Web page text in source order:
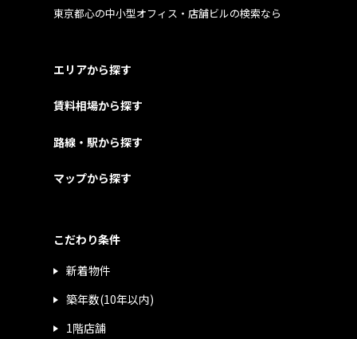
東京都心の中小型オフィス・店舗ビルの検索なら
エリアから探す
賃料相場から探す
路線・駅から探す
マップから探す
こだわり条件
新着物件
築年数(10年以内)
1階店舗